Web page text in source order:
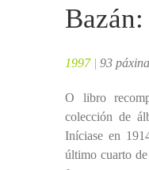
1997 | 93
O libro
colección de
Iníciase en
último cuarto